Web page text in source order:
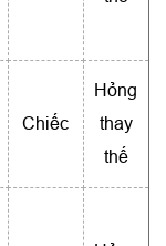
Chiếc
Hỏng
thay
thế